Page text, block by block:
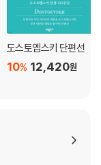
도스토옙스키 단편선
12,420원
10%